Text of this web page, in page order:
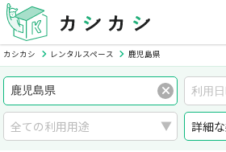
カシカシ レンタルスペース 鹿児島県
詳細